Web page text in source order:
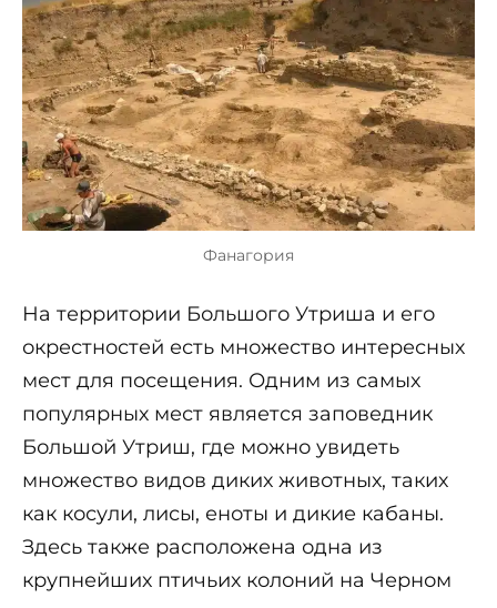
Фанагория
На территории Большого Утриша и его
окрестностей есть множество интересных
мест для посещения. Одним из самых
популярных мест является заповедник
Большой Утриш, где можно увидеть
множество видов диких животных, таких
как косули, лисы, еноты и дикие кабаны.
Здесь также расположена одна из
крупнейших птичьих колоний на Черном